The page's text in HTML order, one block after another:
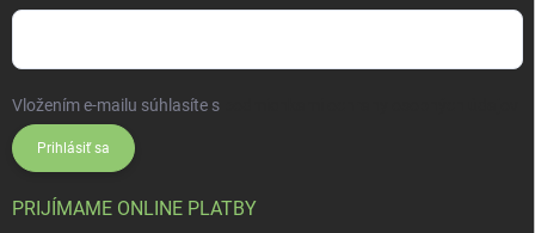
Vložením e-mailu súhlasíte s
Prihlásiť sa
PRIJÍMAME ONLINE PLATBY